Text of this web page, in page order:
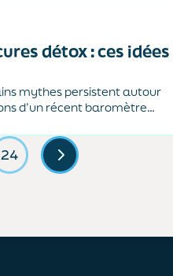
détox : ces idées
mythes persistent autour
d’un récent baromètre
24